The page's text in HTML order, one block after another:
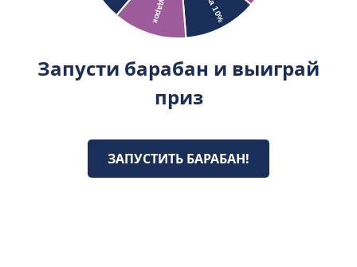
Запусти барабан и выиграй
приз
ЗАПУСТИТЬ БАРАБАН!